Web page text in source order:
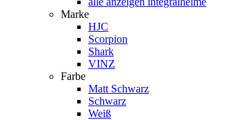
Marke
HJC
Scorpion
Shark
VINZ
Farbe
Matt Schwarz
Schwarz
Weiß